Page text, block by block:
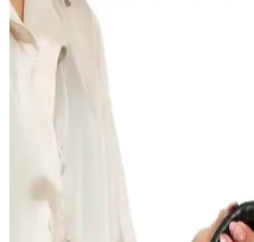
Just Polo ve Just Polo
Karşılaştırması:
İki popüler kadın çantası Just
Colors'un tasarımını,
karşılaştırıyoruz. Her iki ürün
seçenekler sunuyor.
Tasu Hasır Telefon
Yapımı Çanta